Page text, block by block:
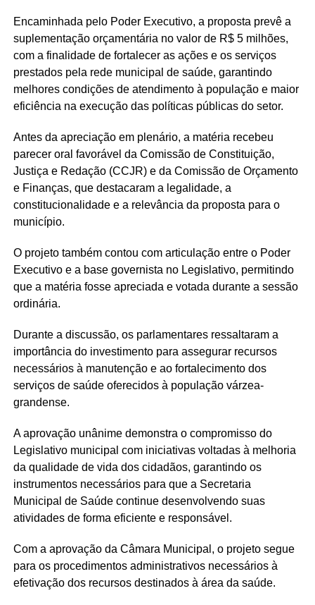
Encaminhada pelo Poder Executivo, a proposta prevê a
suplementação orçamentária no valor de R$ 5 milhões,
com a finalidade de fortalecer as ações e os serviços
prestados pela rede municipal de saúde, garantindo
melhores condições de atendimento à população e maior
eficiência na execução das políticas públicas do setor.
Antes da apreciação em plenário, a matéria recebeu
parecer oral favorável da Comissão de Constituição,
Justiça e Redação (CCJR) e da Comissão de Orçamento
e Finanças, que destacaram a legalidade, a
constitucionalidade e a relevância da proposta para o
município.
O projeto também contou com articulação entre o Poder
Executivo e a base governista no Legislativo, permitindo
que a matéria fosse apreciada e votada durante a sessão
ordinária.
Durante a discussão, os parlamentares ressaltaram a
importância do investimento para assegurar recursos
necessários à manutenção e ao fortalecimento dos
serviços de saúde oferecidos à população várzea-
grandense.
A aprovação unânime demonstra o compromisso do
Legislativo municipal com iniciativas voltadas à melhoria
da qualidade de vida dos cidadãos, garantindo os
instrumentos necessários para que a Secretaria
Municipal de Saúde continue desenvolvendo suas
atividades de forma eficiente e responsável.
Com a aprovação da Câmara Municipal, o projeto segue
para os procedimentos administrativos necessários à
efetivação dos recursos destinados à área da saúde.